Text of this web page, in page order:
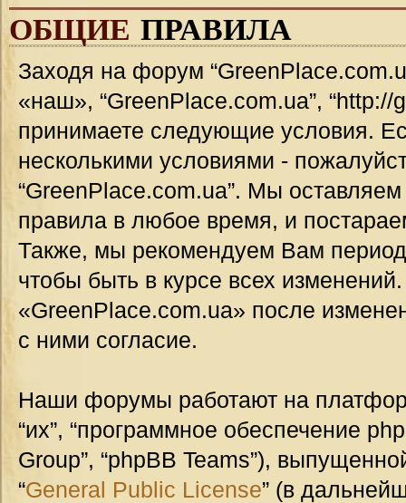
ОБЩИЕ ПРАВИЛА
Заходя на форум
«наш», “GreenPlace.com.ua”,
принимаете следующие условия.
несколькими условиями -
“GreenPlace.com.ua”. Мы
правила в любое время, и
Также, мы рекомендуем Вам
чтобы быть в курсе всех
«GreenPlace.com.ua» после
с ними согласие.
Наши форумы работают на
“их”, “программное обеспечение
Group”, “phpBB Teams”),
“General Public License” (в